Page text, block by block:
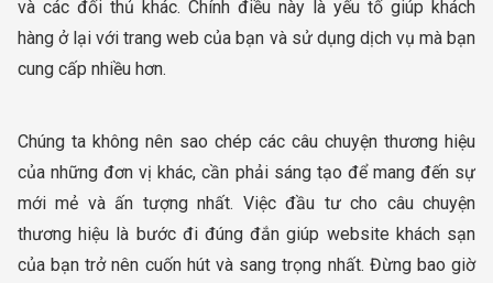
và các đối thủ khác. Chính điều này là yếu tố giúp khách
hàng ở lại với trang web của bạn và sử dụng dịch vụ mà bạn
cung cấp nhiều hơn.
Chúng ta không nên sao chép các câu chuyện thương hiệu
của những đơn vị khác, cần phải sáng tạo để mang đến sự
mới mẻ và ấn tượng nhất. Việc đầu tư cho câu chuyện
thương hiệu là bước đi đúng đắn giúp website khách sạn
của bạn trở nên cuốn hút và sang trọng nhất. Đừng bao giờ